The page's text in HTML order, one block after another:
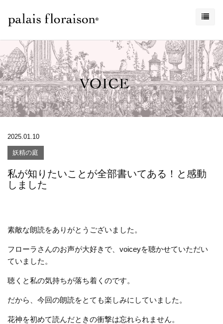
2025.01.10
妖精の庭
私が知りたいことが全部書いてある！と感動
しました
素敵な朗読をありがとうございました。
フローラさんのお声が大好きで、voiceyを聴かせていただい
ていました。
聴くと私の気持ちが落ち着くのです。
だから、今回の朗読をとても楽しみにしていました。
花神を初めて読んだときの衝撃は忘れられません。